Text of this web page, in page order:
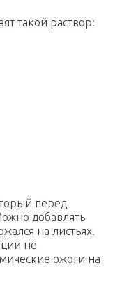
такой раствор:
перед
добавлять
на листьях.
не
ожоги на